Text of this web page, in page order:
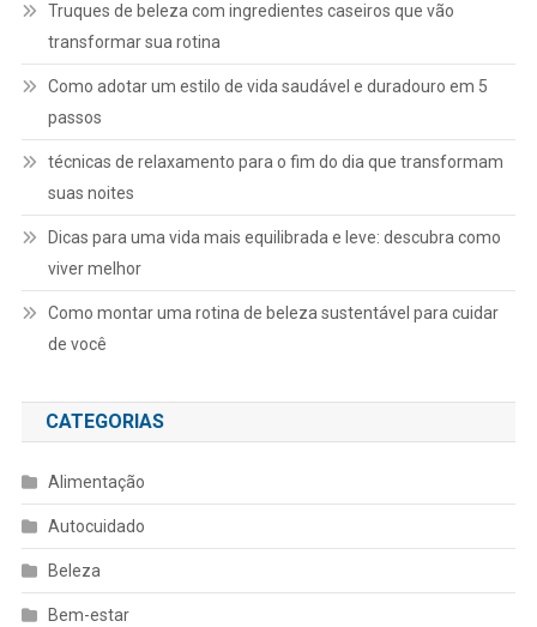
Truques de beleza com ingredientes caseiros que vão
transformar sua rotina
Como adotar um estilo de vida saudável e duradouro em 5
passos
técnicas de relaxamento para o fim do dia que transformam
suas noites
Dicas para uma vida mais equilibrada e leve: descubra como
viver melhor
Como montar uma rotina de beleza sustentável para cuidar
de você
CATEGORIAS
Alimentação
Autocuidado
Beleza
Bem-estar